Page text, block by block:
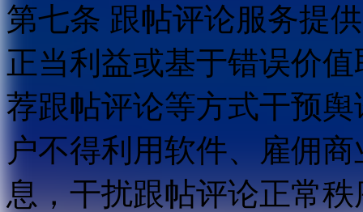
第七条 跟帖评论服务提
正当利益或基于错误价
荐跟帖评论等方式干预
户不得利用软件、雇佣
息，干扰跟帖评论正常